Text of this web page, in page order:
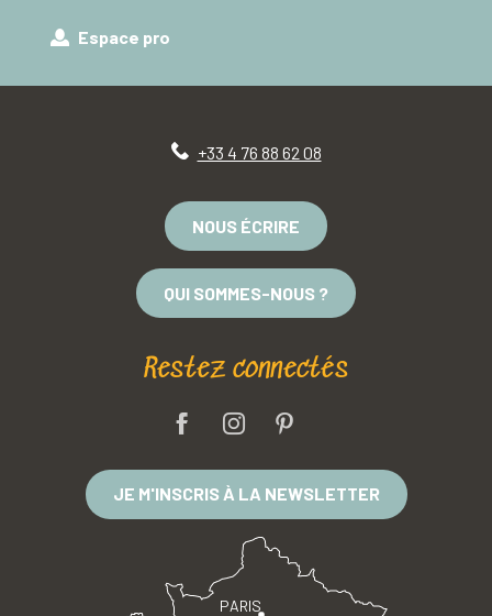
Espace pro
+33 4 76 88 62 08
NOUS ÉCRIRE
QUI SOMMES-NOUS ?
Restez connectés
JE M'INSCRIS À LA NEWSLETTER
PARIS